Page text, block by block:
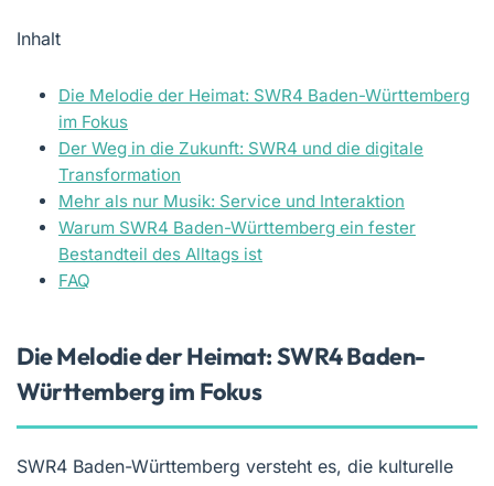
Inhalt
Die Melodie der Heimat: SWR4 Baden-Württemberg
im Fokus
Der Weg in die Zukunft: SWR4 und die digitale
Transformation
Mehr als nur Musik: Service und Interaktion
Warum SWR4 Baden-Württemberg ein fester
Bestandteil des Alltags ist
FAQ
Die Melodie der Heimat: SWR4 Baden-
Württemberg im Fokus
SWR4 Baden-Württemberg versteht es, die kulturelle